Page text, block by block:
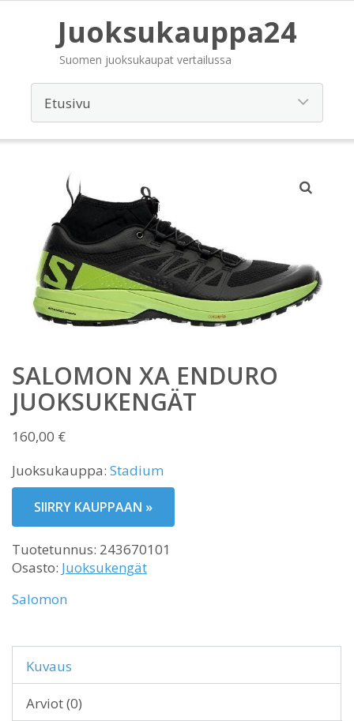
Juoksukauppa24
Suomen juoksukaupat vertailussa
SALOMON XA ENDURO
JUOKSUKENGÄT
160,00 €
Juoksukauppa: Stadium
SIIRRY KAUPPAAN »
Tuotetunnus: 243670101
Osasto: Juoksukengät
Salomon
Kuvaus
Arviot (0)